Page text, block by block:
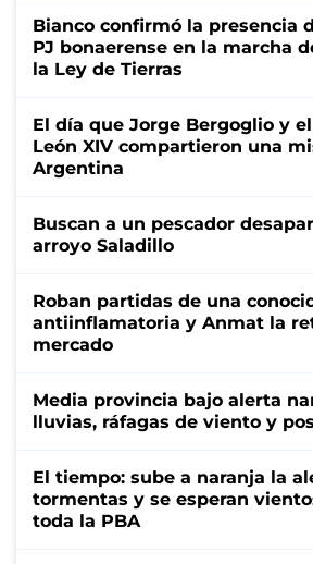
Bianco confirmó la presencia
PJ bonaerense en la marcha
la Ley de Tierras
El día que Jorge Bergoglio y
León XIV compartieron una
Argentina
Buscan a un pescador
arroyo Saladillo
Roban partidas de una
antiinflamatoria y Anmat la
mercado
Media provincia bajo alerta
lluvias, ráfagas de viento y
El tiempo: sube a naranja la
tormentas y se esperan
toda la PBA